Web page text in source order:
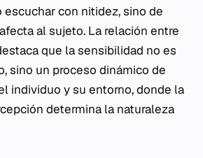
escuchar con nitidez, sino de
al sujeto. La relación entre
que la sensibilidad no es
sino un proceso dinámico de
individuo y su entorno, donde la
determina la naturaleza